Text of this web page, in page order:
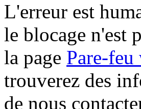
L'erreur est
le blocage n'est
la page Pare-feu
trouverez des
de nous